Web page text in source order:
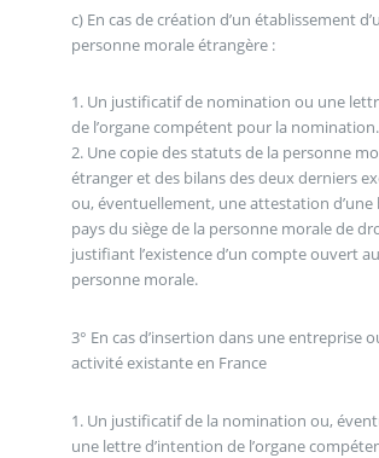
c) En cas de création d’un établissement
personne morale étrangère :
1. Un justificatif de nomination ou une
de l’organe compétent pour la nomination.
2. Une copie des statuts de la personne
étranger et des bilans des deux derniers
ou, éventuellement, une attestation d’une
pays du siège de la personne morale de
justifiant l’existence d’un compte ouvert
personne morale.
3° En cas d’insertion dans une entreprise
activité existante en France
1. Un justificatif de la nomination ou,
une lettre d’intention de l’organe